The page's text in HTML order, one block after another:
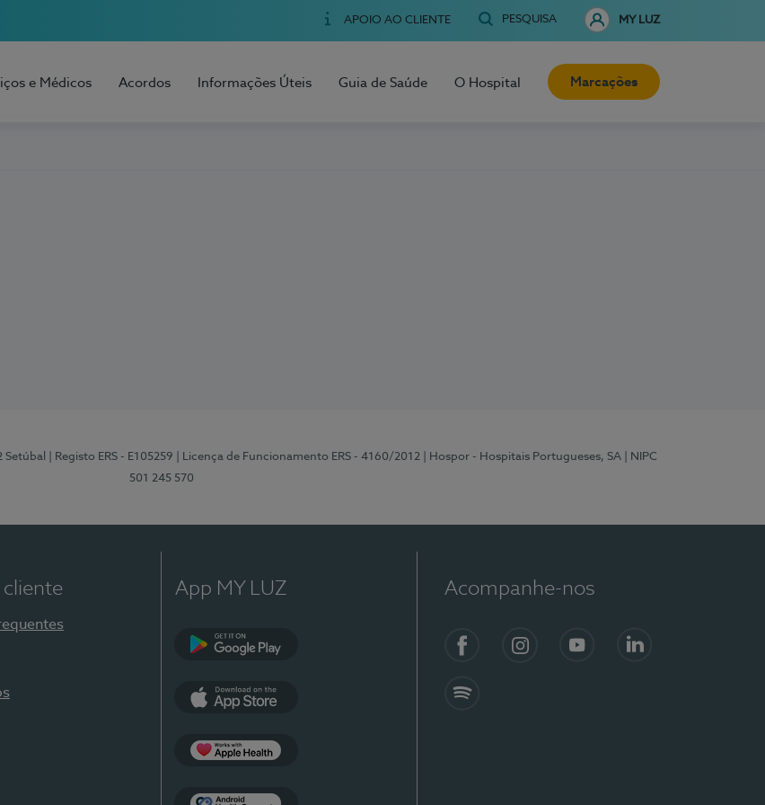
APOIO AO CLIENTE PESQUISA MY LUZ
e Médicos Acordos Informações Úteis Guia de Saúde O Hospital Marcações
Setúbal | Registo ERS - E105259 | Licença de Funcionamento ERS - 4160/2012 | Hospor - Hospitais Portugueses, SA
| NIPC
501 245 570
App MY LUZ Acompanhe-nos